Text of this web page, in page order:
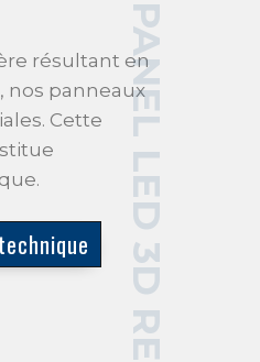
PANEL LED 3D RE 36 W
résultant en
nos panneaux
Cette